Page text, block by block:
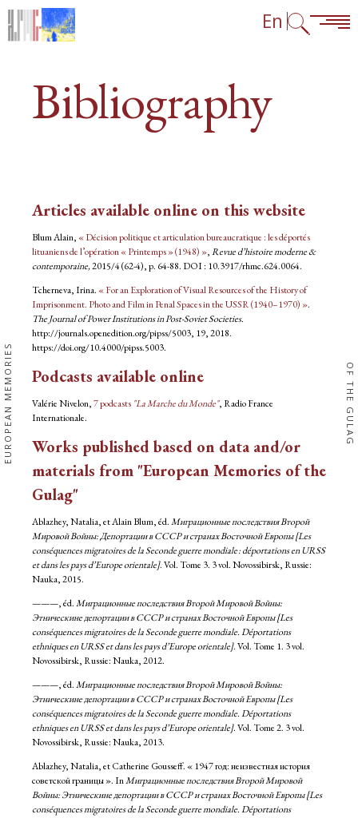
Skip to content
Skip to navigation
Go to footer links En
EUROPEAN MEMORIES OF THE GULAG
Bibliography
Articles available online on this website
Blum Alain,« Décision politique et articulation bureaucratique : les déportés
lituaniens de l’opération « Printemps » (1948) »,Revue d’histoire moderne &
contemporaine,2015/4 (62-4), p. 64-88. DOI : 10.3917/rhmc.624.0064.
Tcherneva, Irina.« For an Exploration of Visual Resources of the History of
Imprisonment. Photo and Film in Penal Spaces in the USSR (1940–1970) ».
The Journal of Power Institutions in Post-Soviet Societies.
http://journals.openedition.org/pipss/5003, 19, 2018.
https://doi.org/10.4000/pipss.5003.
Podcasts available online
Valérie Nivelon,7 podcasts "La Marche du Monde", Radio France
Internationale.
Works published based on data and/or
materials from "European Memories of the
Gulag"
Ablazhey, Natalia, et Alain Blum, éd.Миграционные последствия Второй
Мировой Войны: Депортации в СССР и странах Восточной Европы [Les
conséquences migratoires de la Seconde guerre mondiale : déportations en URSS
et dans les pays d’Europe orientale]. Vol. Tome 3. 3 vol. Novossibirsk, Russie:
Nauka, 2015.
———, éd.Миграционные последствия Второй Мировой Войны:
Этническине депортации в СССР и странах Восточной Европы [Les
conséquences migratoires de la Seconde guerre mondiale. Déportations
ethniques en URSS et dans les pays d’Europe orientale]. Vol. Tome 1. 3 vol.
Novossibirsk, Russie: Nauka, 2012.
———, éd.Миграционные последствия Второй Мировой Войны:
Этническине депортации в СССР и странах Восточной Европы [Les
conséquences migratoires de la Seconde guerre mondiale. Déportations
ethniques en URSS et dans les pays d’Europe orientale]. Vol. Tome 2. 3 vol.
Novossibirsk, Russie: Nauka, 2013.
Ablazhey, Natalia, et Catherine Gousseff. « 1947 год: неизвестная история
советской границы ». InМиграционные последствия Второй Мировой
Войны: Этническине депортации в СССР и странах Восточной Европы [Les
conséquences migratoires de la Seconde guerre mondiale. Déportations